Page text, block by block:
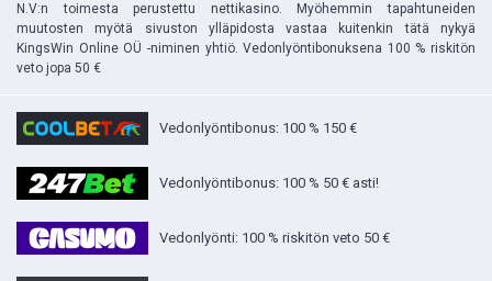
N.V:n toimesta perustettu nettikasino. Myöhemmin tapahtuneiden
muutosten myötä sivuston ylläpidosta vastaa kuitenkin tätä nykyä
KingsWin Online OÜ -niminen yhtiö. Vedonlyöntibonuksena 100 % riskitön
veto jopa 50 €
Vedonlyöntibonus: 100 % 150 €
Vedonlyöntibonus: 100 % 50 € asti!
Vedonlyönti: 100 % riskitön veto 50 €